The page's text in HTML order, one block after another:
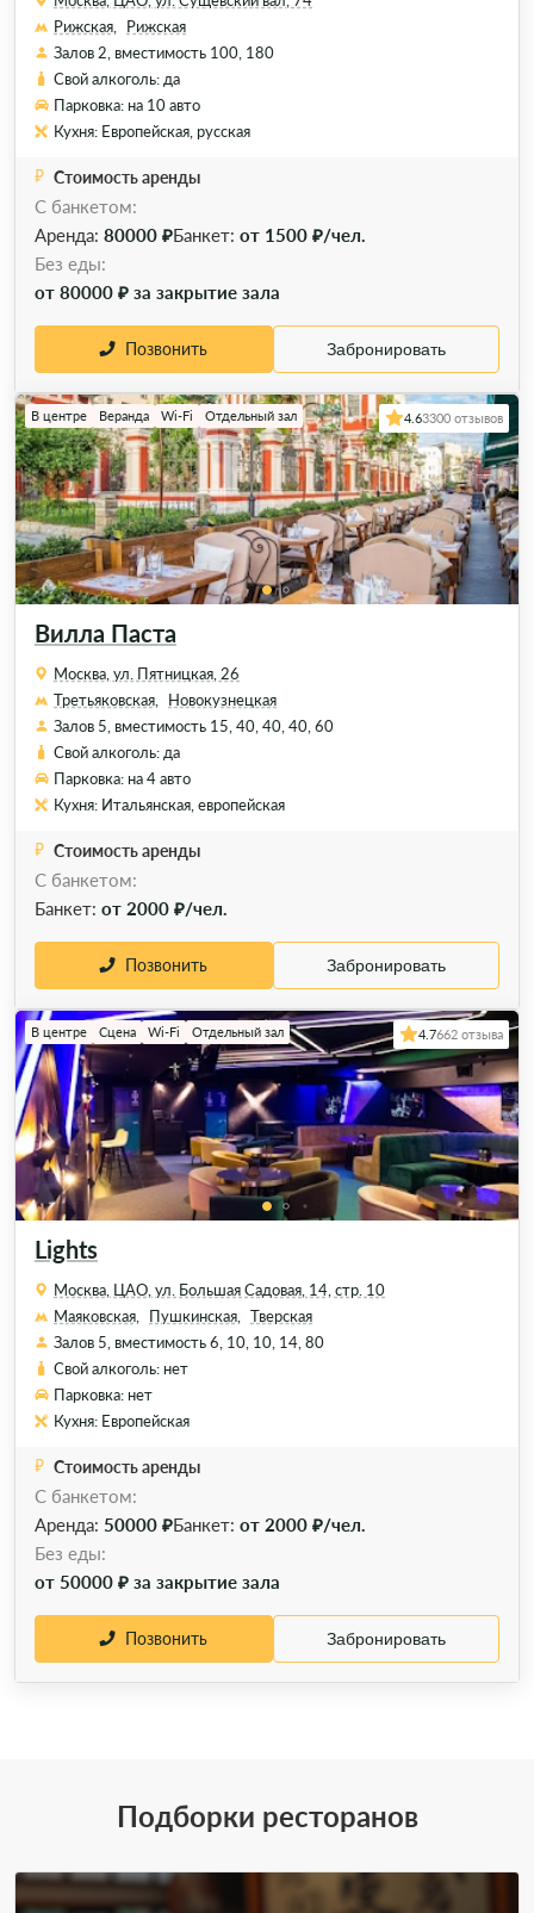
Рижская,
Рижская
Залов 2, вместимость 100, 180
Свой алкоголь: да
Парковка: на 10 авто
Кухня: Европейская, русская
Стоимость аренды
С банкетом:
Аренда: 80000 ₽Банкет: от 1500 ₽/чел.
Без еды:
от 80000 ₽ за закрытие зала
Позвонить Забронировать
Вилла Паста
В центре Веранда Wi-Fi Отдельный зал 4.63300 отзывов
Москва, ул. Пятницкая, 26
Третьяковская,
Новокузнецкая
Залов 5, вместимость 15, 40, 40, 40, 60
Свой алкоголь: да
Парковка: на 4 авто
Кухня: Итальянская, европейская
Стоимость аренды
С банкетом:
Банкет: от 2000 ₽/чел.
Позвонить Забронировать
Lights
В центре Сцена Wi-Fi Отдельный зал 4.7662 отзыва
Москва, ЦАО, ул. Большая Садовая, 14, стр. 10
Маяковская,
Пушкинская,
Тверская
Залов 5, вместимость 6, 10, 10, 14, 80
Свой алкоголь: нет
Парковка: нет
Кухня: Европейская
Стоимость аренды
С банкетом:
Аренда: 50000 ₽Банкет: от 2000 ₽/чел.
Без еды:
от 50000 ₽ за закрытие зала
Позвонить Забронировать
Подборки ресторанов